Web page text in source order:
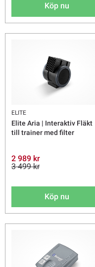
Köp nu
ELITE
Elite Aria | Interaktiv Fläkt
till trainer med filter
2 989 kr
3 499 kr
Köp nu